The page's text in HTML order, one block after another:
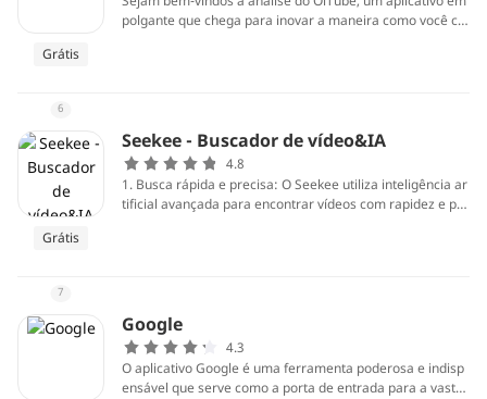
Grátis
polgante que chega para inovar a maneira como você co
website oficial, o OiTube está rapidamente se tornando u
ma escolha popular para usuários mobile que buscam u
ma experiência rica em entretenimento e informação.
6
Grátis
Seekee - Buscador de vídeo&IA
4.8
1. Busca rápida e precisa: O Seekee utiliza inteligência ar
tificial avançada para encontrar vídeos com rapidez e pre
7
Google
4.3
O aplicativo Google é uma ferramenta poderosa e indisp
ensável que serve como a porta de entrada para a vasta i